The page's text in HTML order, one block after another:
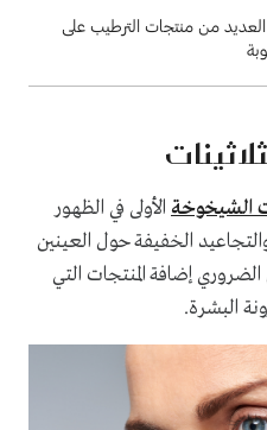
من منتجات الترطيب على
الشيخوخة الأولى في الظهور
الخفيفة حول العينين
إضافة المنتجات التي
البشرة.